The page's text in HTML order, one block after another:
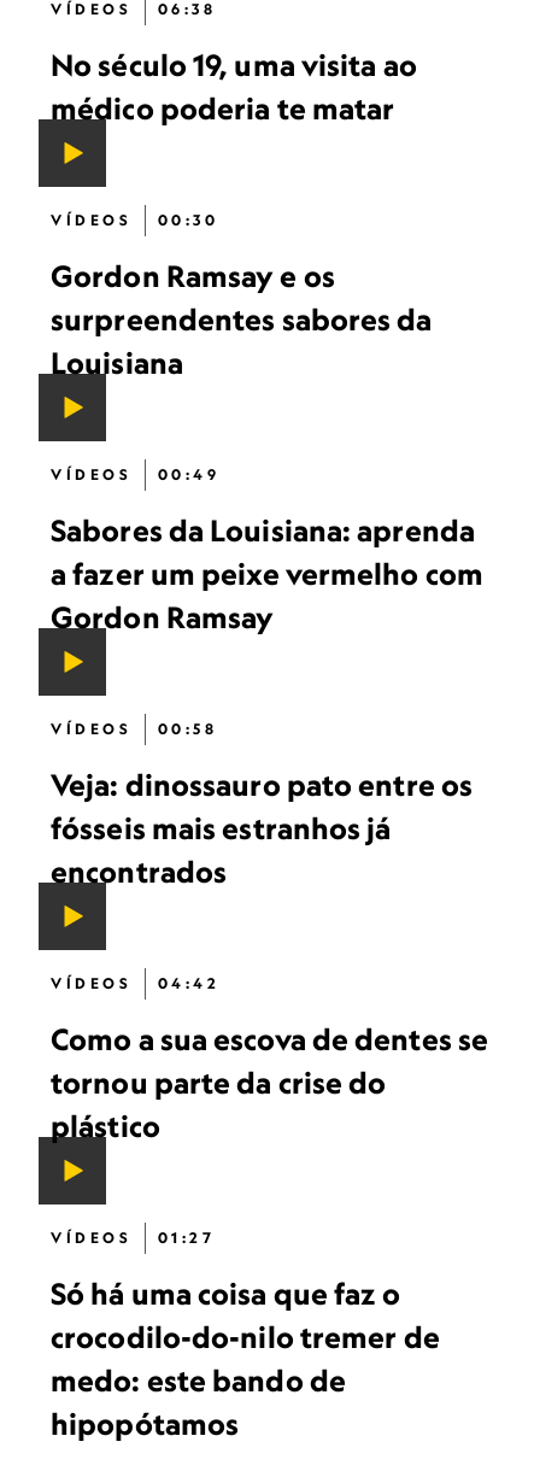
VÍDEOS 06:38
No século 19, uma visita ao
médico poderia te matar
VÍDEOS 00:30
Gordon Ramsay e os
surpreendentes sabores da
Louisiana
VÍDEOS 00:49
Sabores da Louisiana: aprenda
a fazer um peixe vermelho com
Gordon Ramsay
VÍDEOS 00:58
Veja: dinossauro pato entre os
fósseis mais estranhos já
encontrados
VÍDEOS 04:42
Como a sua escova de dentes se
tornou parte da crise do
plástico
VÍDEOS 01:27
Só há uma coisa que faz o
crocodilo-do-nilo tremer de
medo: este bando de
hipopótamos